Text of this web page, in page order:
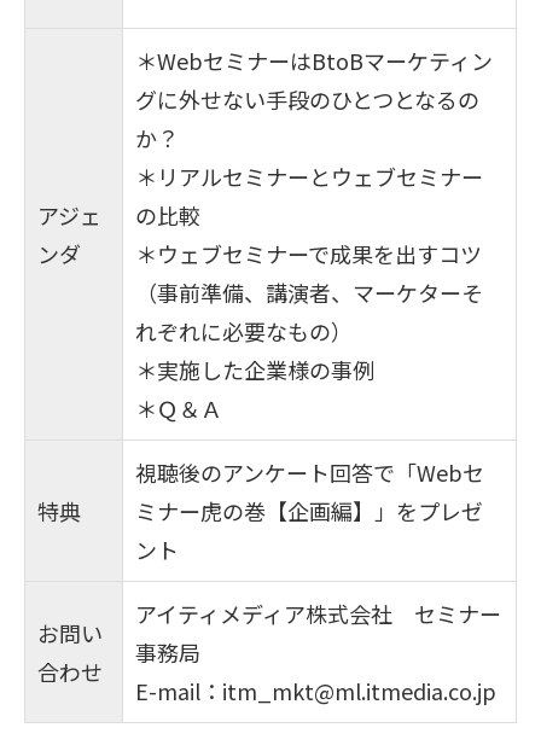
アジェ
ンダ
＊WebセミナーはBtoBマーケティン
グに外せない手段のひとつとなるの
か？
＊リアルセミナーとウェブセミナー
の比較
＊ウェブセミナーで成果を出すコツ
（事前準備、講演者、マーケターそ
れぞれに必要なもの）
＊実施した企業様の事例
＊Ｑ＆Ａ
特典
視聴後のアンケート回答で「Webセ
ミナー虎の巻【企画編】」をプレゼ
ント
お問い
合わせ
アイティメディア株式会社 セミナー
事務局
E-mail： itm_mkt@ml.itmedia.co.jp